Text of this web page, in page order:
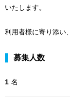
いたします。
利用者様に寄り添い
募集人数
1 名